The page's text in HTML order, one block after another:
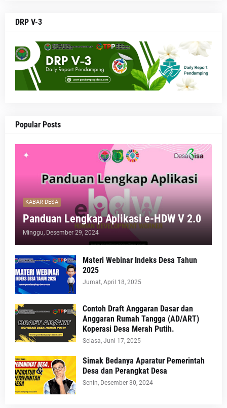
DRP V-3
Popular Posts
KABAR DESA
Panduan Lengkap Aplikasi e-HDW V 2.0
Minggu, Desember 29, 2024
Materi Webinar Indeks Desa Tahun
2025
Jumat, April 18, 2025
Contoh Draft Anggaran Dasar dan
Anggaran Rumah Tangga (AD/ART)
Koperasi Desa Merah Putih.
Selasa, Juni 17, 2025
Simak Bedanya Aparatur Pemerintah
Desa dan Perangkat Desa
Senin, Desember 30, 2024